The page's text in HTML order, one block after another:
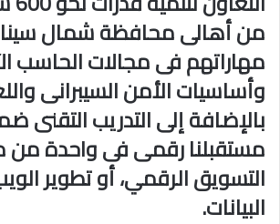
من أهالى محافظة شمال
مهاراتهم فى مجالات الحاسب
وأساسيات الأمن السيبرانى
بالإضافة إلى التدريب التقنى
مستقبلنا رقمى فى واحدة من
التسويق الرقمي، أو تطوير
البيانات.